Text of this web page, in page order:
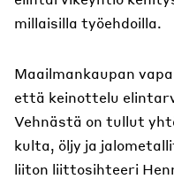
millaisilla työehdoilla.
Maailmankaupan
että keinottelu
Vehnästä on tullut
kulta, öljy ja
liiton liittosihteeri